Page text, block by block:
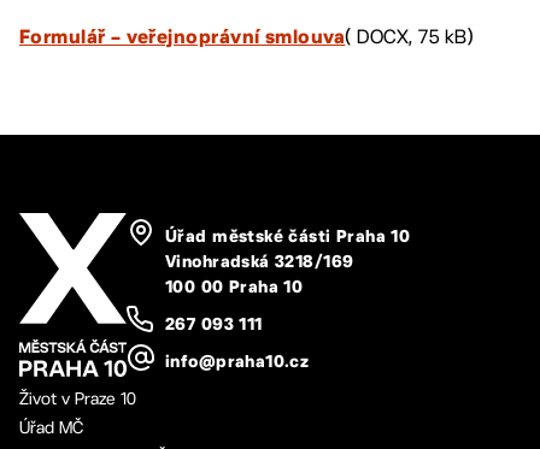
Formulář – veřejnoprávní smlouva( DOCX, 75 kB)
Úřad městské části Praha 10
Vinohradská 3218/169
100 00 Praha 10
267 093 111
info@praha10.cz
Život v Praze 10
Úřad MČ